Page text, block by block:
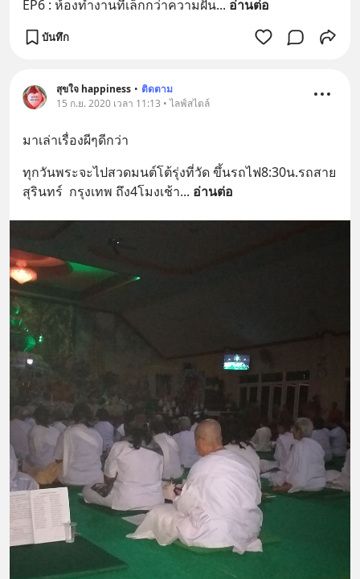
EP6 : ห้องทำงานที่เล็กกว่าความฝัน... อ่านต่อ
บันทึก
สุขใจ happiness • ติดตาม
15 ก.ย. 2020 เวลา 11:13 • ไลฟ์สไตล์
มาเล่าเรื่องผีๆดีกว่า
ทุกวันพระจะไปสวดมนต์โต้รุ่งที่วัด ขึ้นรถไฟ8:30น.รถสาย
สุรินทร์  กรุงเทพ ถึง4โมงเช้า... อ่านต่อ